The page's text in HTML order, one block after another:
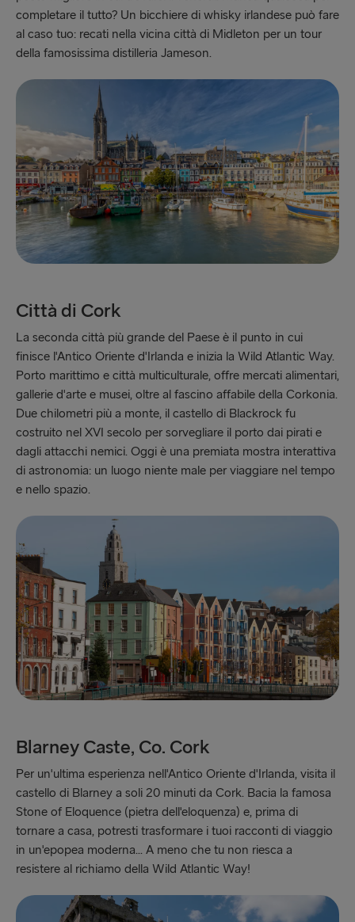
completare il tutto? Un bicchiere di whisky irlandese può fare
al caso tuo: recati nella vicina città di Midleton per un tour
della famosissima distilleria Jameson.
Città di Cork
La seconda città più grande del Paese è il punto in cui
finisce l'Antico Oriente d'Irlanda e inizia la Wild Atlantic Way.
Porto marittimo e città multiculturale, offre mercati alimentari,
gallerie d'arte e musei, oltre al fascino affabile della Corkonia.
Due chilometri più a monte, il castello di Blackrock fu
costruito nel XVI secolo per sorvegliare il porto dai pirati e
dagli attacchi nemici. Oggi è una premiata mostra interattiva
di astronomia: un luogo niente male per viaggiare nel tempo
e nello spazio.
Blarney Caste, Co. Cork
Per un'ultima esperienza nell'Antico Oriente d'Irlanda, visita il
castello di Blarney a soli 20 minuti da Cork. Bacia la famosa
Stone of Eloquence (pietra dell'eloquenza) e, prima di
tornare a casa, potresti trasformare i tuoi racconti di viaggio
in un'epopea moderna... A meno che tu non riesca a
resistere al richiamo della Wild Atlantic Way!